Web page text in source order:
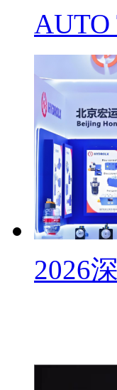
AUTO
2026